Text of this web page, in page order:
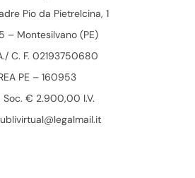
Pio da Pietrelcina, 1
– Montesilvano (PE)
C. F. 02193750680
PE – 160953
Soc. € 2.900,00 I.V.